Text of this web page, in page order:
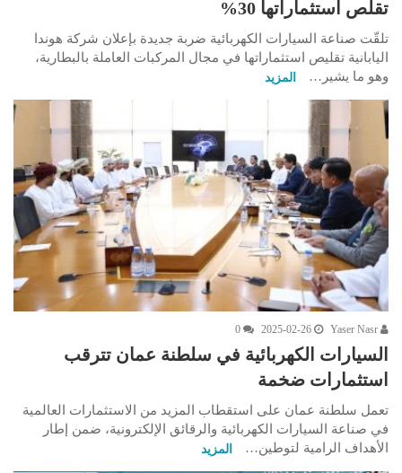
تقلص استثماراتها 30%
تلقّت صناعة السيارات الكهربائية ضربة جديدة بإعلان شركة هوندا
اليابانية تقليص استثماراتها في مجال المركبات العاملة بالبطارية،
وهو ما يشير…
المزيد
2025-02-26
0
السيارات الكهربائية في سلطنة عمان تترقب
استثمارات ضخمة
تعمل سلطنة عمان على استقطاب المزيد من الاستثمارات العالمية
في صناعة السيارات الكهربائية والرقائق الإلكترونية، ضمن إطار
الأهداف الرامية لتوطين…
المزيد